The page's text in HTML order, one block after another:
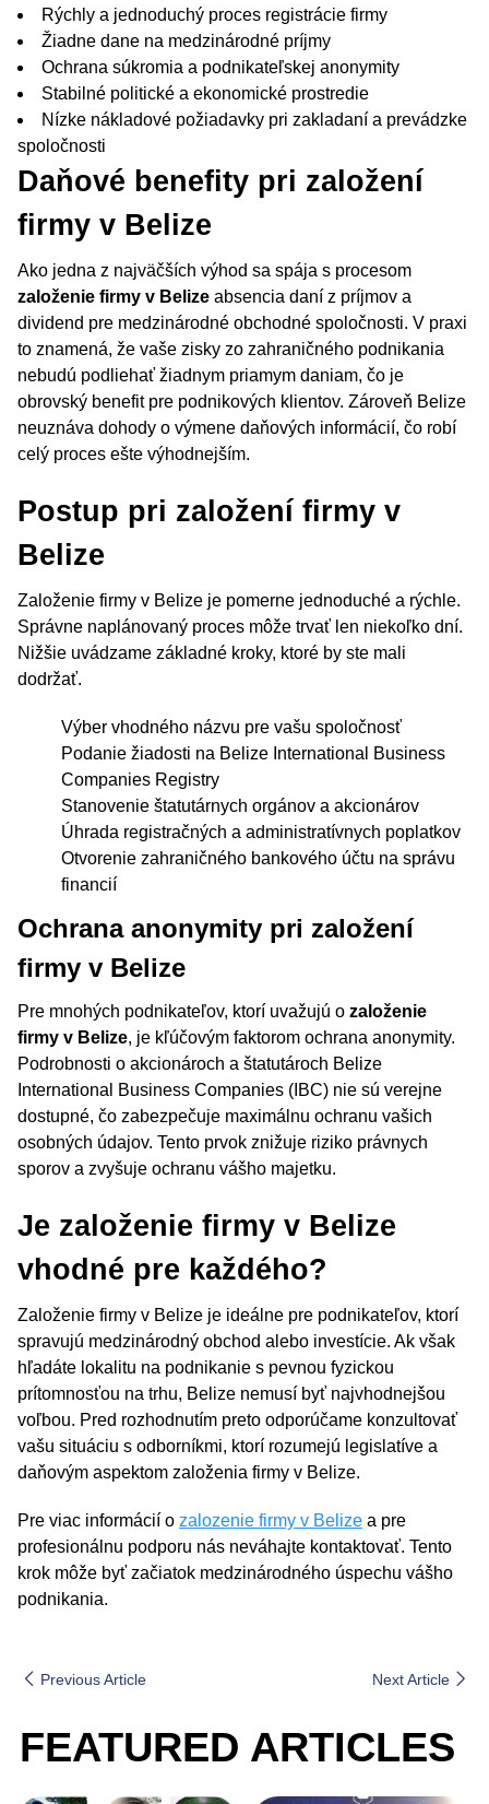
Rýchly a jednoduchý proces registrácie firmy
Žiadne dane na medzinárodné príjmy
Ochrana súkromia a podnikateľskej anonymity
Stabilné politické a ekonomické prostredie
Nízke nákladové požiadavky pri zakladaní a prevádzke
spoločnosti
Daňové benefity pri založení
firmy v Belize
Ako jedna z najväčších výhod sa spája s procesom
založenie firmy v Belize absencia daní z príjmov a
dividend pre medzinárodné obchodné spoločnosti. V praxi
to znamená, že vaše zisky zo zahraničného podnikania
nebudú podliehať žiadnym priamym daniam, čo je
obrovský benefit pre podnikových klientov. Zároveň Belize
neuznáva dohody o výmene daňových informácií, čo robí
celý proces ešte výhodnejším.
Postup pri založení firmy v
Belize
Založenie firmy v Belize je pomerne jednoduché a rýchle.
Správne naplánovaný proces môže trvať len niekoľko dní.
Nižšie uvádzame základné kroky, ktoré by ste mali
dodržať.
Výber vhodného názvu pre vašu spoločnosť
Podanie žiadosti na Belize International Business
Companies Registry
Stanovenie štatutárnych orgánov a akcionárov
Úhrada registračných a administratívnych poplatkov
Otvorenie zahraničného bankového účtu na správu
financií
Ochrana anonymity pri založení
firmy v Belize
Pre mnohých podnikateľov, ktorí uvažujú o založenie
firmy v Belize, je kľúčovým faktorom ochrana anonymity.
Podrobnosti o akcionároch a štatutároch Belize
International Business Companies (IBC) nie sú verejne
dostupné, čo zabezpečuje maximálnu ochranu vašich
osobných údajov. Tento prvok znižuje riziko právnych
sporov a zvyšuje ochranu vášho majetku.
Je založenie firmy v Belize
vhodné pre každého?
Založenie firmy v Belize je ideálne pre podnikateľov, ktorí
spravujú medzinárodný obchod alebo investície. Ak však
hľadáte lokalitu na podnikanie s pevnou fyzickou
prítomnosťou na trhu, Belize nemusí byť najvhodnejšou
voľbou. Pred rozhodnutím preto odporúčame konzultovať
vašu situáciu s odborníkmi, ktorí rozumejú legislatíve a
daňovým aspektom založenia firmy v Belize.
Pre viac informácií o zalozenie firmy v Belize a pre
profesionálnu podporu nás neváhajte kontaktovať. Tento
krok môže byť začiatok medzinárodného úspechu vášho
podnikania.
Previous Article Next Article
FEATURED ARTICLES